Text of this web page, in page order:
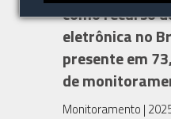
como recurso
eletrônica no
presente em
de
Monitoramento |